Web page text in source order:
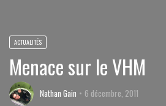
ACTUALITÉS
Menace sur le VHM
Nathan Gain 6 décembre, 2011